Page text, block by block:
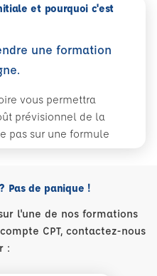
et pourquoi c'est
une formation
vous permettra
prévisionnel de la
pas sur une formule
Pas de panique !
l'une de nos formations
CPT, contactez-nous
: